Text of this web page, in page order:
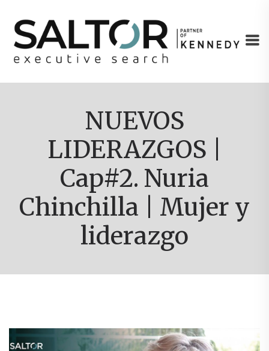
NUEVOS
LIDERAZGOS |
Cap#2. Nuria
Chinchilla | Mujer y
liderazgo